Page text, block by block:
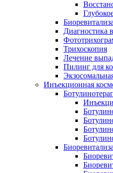
Диагностика
Трихоскопия
Лечение
Пилинг для
Инъекционная